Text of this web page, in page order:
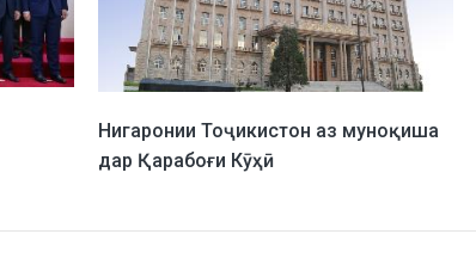
Нигаронии Тоҷикистон аз муноқиша
дар Қарабоғи Кӯҳӣ